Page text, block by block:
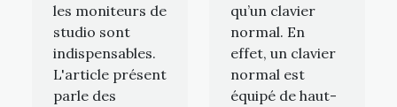
les moniteurs de
studio sont
indispensables.
L'article présent
parle des
qu’un clavier
normal. En
effet, un clavier
normal est
équipé de haut-